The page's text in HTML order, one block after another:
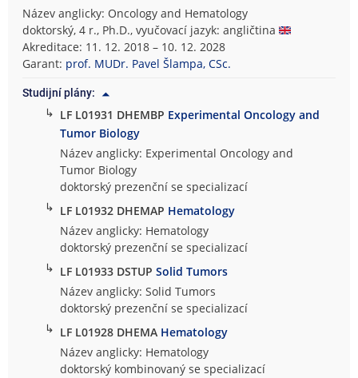
Název anglicky: Oncology and Hematology
doktorský, 4 r., Ph.D., vyučovací jazyk: angličtina
Akreditace: 11. 12. 2018 – 10. 12. 2028
Garant: prof. MUDr. Pavel Šlampa, CSc.
Studijní plány:
↳ LF L01931 DHEMBP Experimental Oncology and
Tumor Biology
Název anglicky: Experimental Oncology and
Tumor Biology
doktorský prezenční se specializací
↳ LF L01932 DHEMAP Hematology
Název anglicky: Hematology
doktorský prezenční se specializací
↳ LF L01933 DSTUPSolid Tumors
Název anglicky: Solid Tumors
doktorský prezenční se specializací
↳ LF L01928 DHEMA Hematology
Název anglicky: Hematology
doktorský kombinovaný se specializací